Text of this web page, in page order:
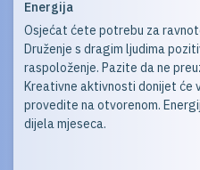
Energija
Osjećat ćete potrebu za
Druženje s dragim ljudima
raspoloženje. Pazite da ne
Kreativne aktivnosti donijet će
provedite na otvorenom.
dijela mjeseca.